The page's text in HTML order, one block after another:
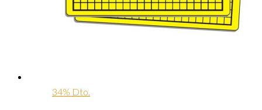
34% Dto.